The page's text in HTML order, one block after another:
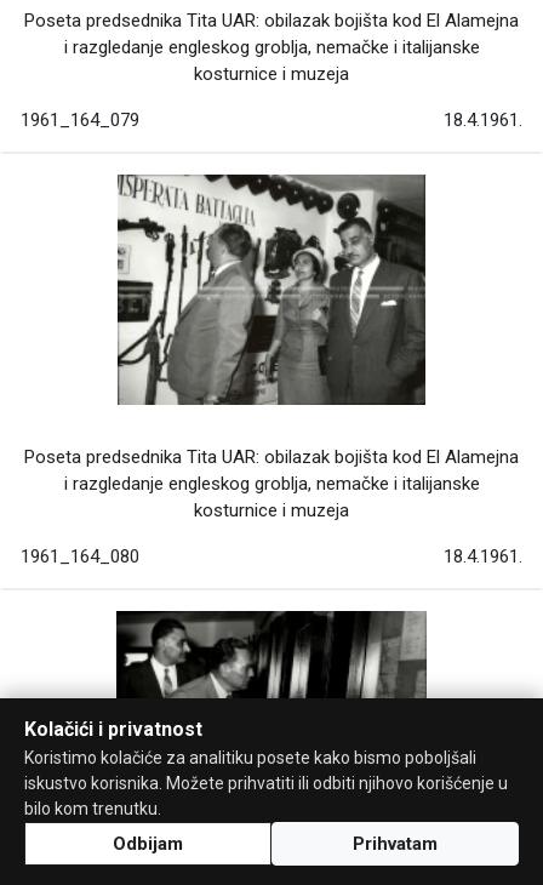
Poseta predsednika Tita UAR: obilazak bojišta kod El Alamejna
i razgledanje engleskog groblja, nemačke i italijanske
kosturnice i muzeja
1961_164_079 18.4.1961.
Poseta predsednika Tita UAR: obilazak bojišta kod El Alamejna
i razgledanje engleskog groblja, nemačke i italijanske
kosturnice i muzeja
1961_164_080 18.4.1961.
Kolačići i privatnost
Koristimo kolačiće za analitiku posete kako bismo poboljšali
iskustvo korisnika. Možete prihvatiti ili odbiti njihovo korišćenje u
bilo kom trenutku.
Odbijam Prihvatam